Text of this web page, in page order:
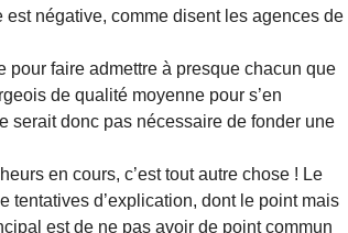
négative, comme disent les agences de
pour faire admettre à presque chacun que
de qualité moyenne pour s’en
serait donc pas nécessaire de fonder une
en cours, c’est tout autre chose ! Le
tentatives d’explication, dont le point mais
est de ne pas avoir de point commun